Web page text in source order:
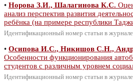
• Норова З.И., Шалагинова К.С.
анализ перспектив развития
ребёнка (на примере республики
Идентификационный номер статьи в
• Осипова И.С., Никишов С.Н.,
Особенности функционирования
студентов с различным уровнем
Идентификационный номер статьи в